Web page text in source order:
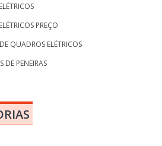
PREÇO
QUADROS ELÉTRICOS
PENEIRAS
ELÉTRICO